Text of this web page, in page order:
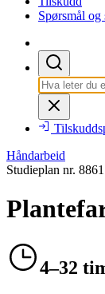
Spørsmål og
Håndarbeid
Studieplan nr. 8861
4–32